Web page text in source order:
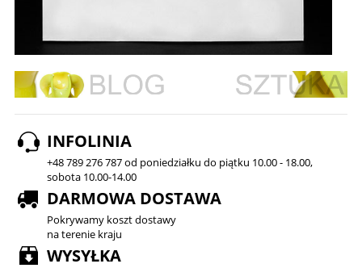
INFOLINIA
+48 789 276 787 od poniedziałku do piątku 10.00 - 18.00,
sobota 10.00-14.00
DARMOWA DOSTAWA
Pokrywamy koszt dostawy
na terenie kraju
WYSYŁKA